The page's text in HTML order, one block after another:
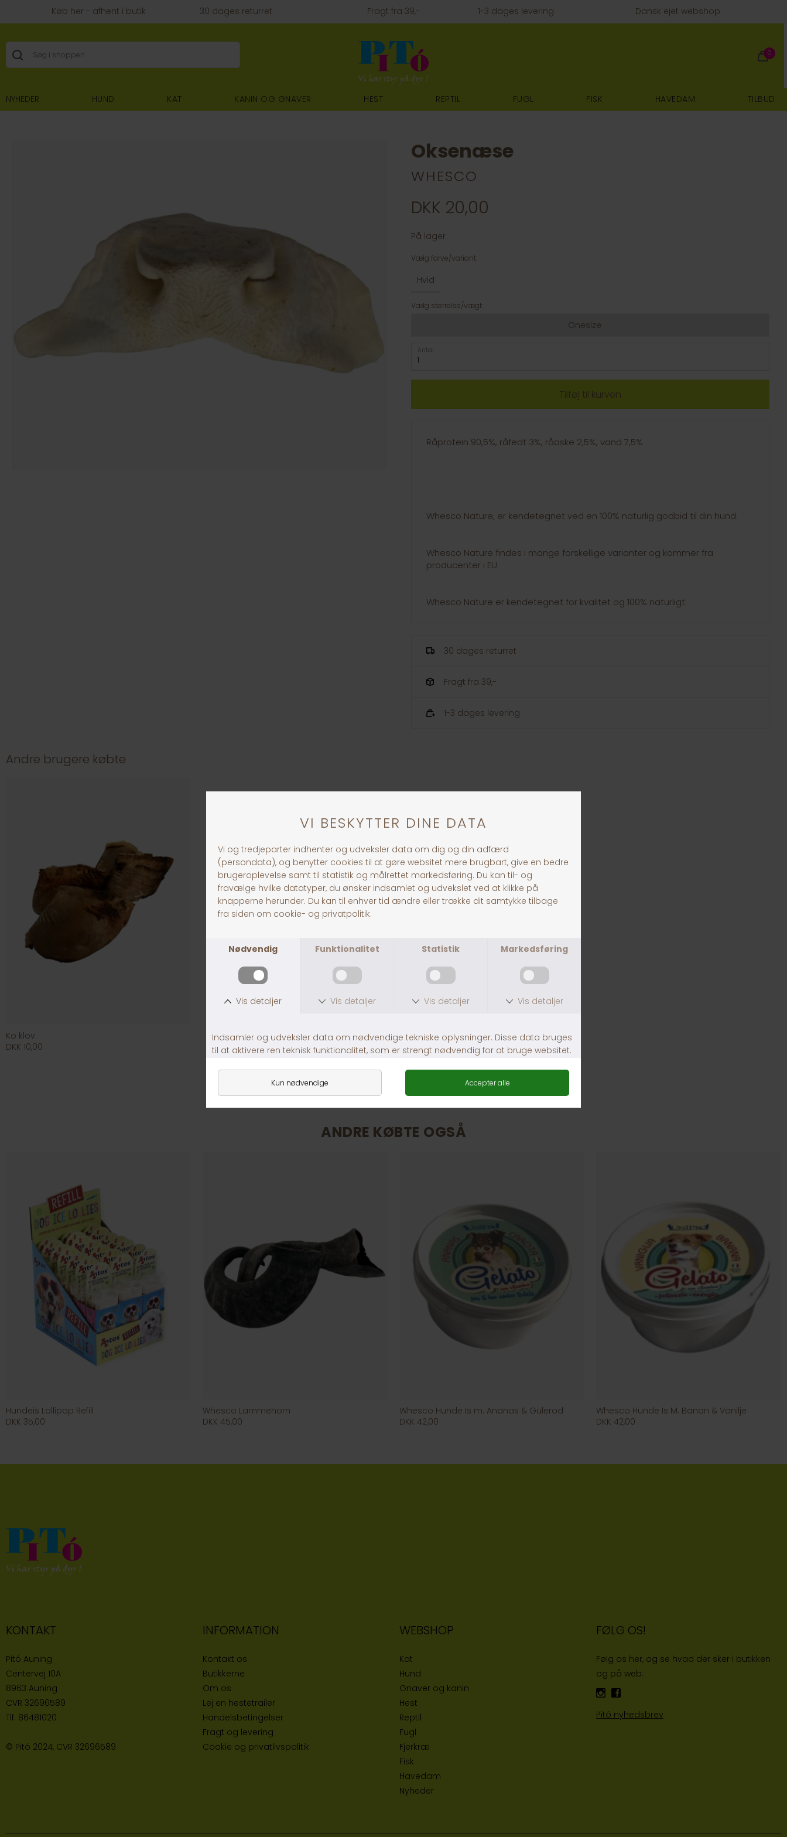
Køb her - afhent i butik 30 dages returret Fragt fra 39,- 1-3 dages levering Dansk ejet webshop
0
NYHEDER HUND KAT KANIN OG GNAVER HEST REPTIL FUGL FISK HAVEDAM TILBUD
Oksenæse
WHESCO
DKK 20,00
På lager
Vælg farve/variant:
Hvid
Vælg størrelse/vægt:
Onesize
Antal
Råprotein 90,5%, råfedt 3%, råaske 2,5%, vand 7,5%
Whesco Nature, er kendetegnet ved en 100% naturlig godbid til din hund.
Whesco Nature findes i mange forskellige varianter og kommer fra
producenter i EU.
Whesco Nature er kendetegnet for kvalitet og 100% naturligt.
30 dages returret
Fragt fra 39,-
1-3 dages levering
Andre brugere købte
Ko klov
DKK 10,00
ANDRE KØBTE OGSÅ
Hundeis Lollipop Refill
DKK 35,00
Whesco Lammehorn
DKK 45,00
Whesco Hunde Is m. Ananas & Gulerod
DKK 42,00
Whesco Hunde Is M. Banan & Vanilje
DKK 42,00
KONTAKT
Pitó Auning
Centervej 10A
8963 Auning
CVR 32696589
Tlf: 86481020
© Pitó 2024, CVR 32696589
INFORMATION
Kontakt os
Butikkerne
Om os
Lej en hestetrailer
Handelsbetingelser
Fragt og levering
Cookie og privatlivspolitik
WEBSHOP
Kat
Hund
Gnaver og kanin
Hest
Reptil
Fugl
Fjerkræ
Fisk
Havedam
Nyheder
FØLG OS!
Følg os her, og se hvad der sker i butikken
og på web:
Pitó nyhedsbrev